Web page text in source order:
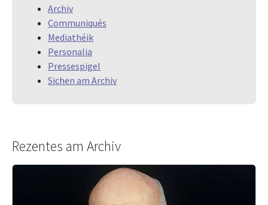
Archiv
Communiqués
Mediathéik
Personalia
Pressespigel
Sichen am Archiv
Rezentes am Archiv